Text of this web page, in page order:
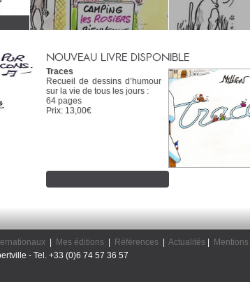
NOUVEAU LIVRE DISPONIBLE
Traces
Recueil de dessins d’humour
sur la vie de tous les jours :
64 pages
Prix: 13,00€
| Mes éditions| Références| Actualités|
- Tel. +33 (0)6 74 57 36 57